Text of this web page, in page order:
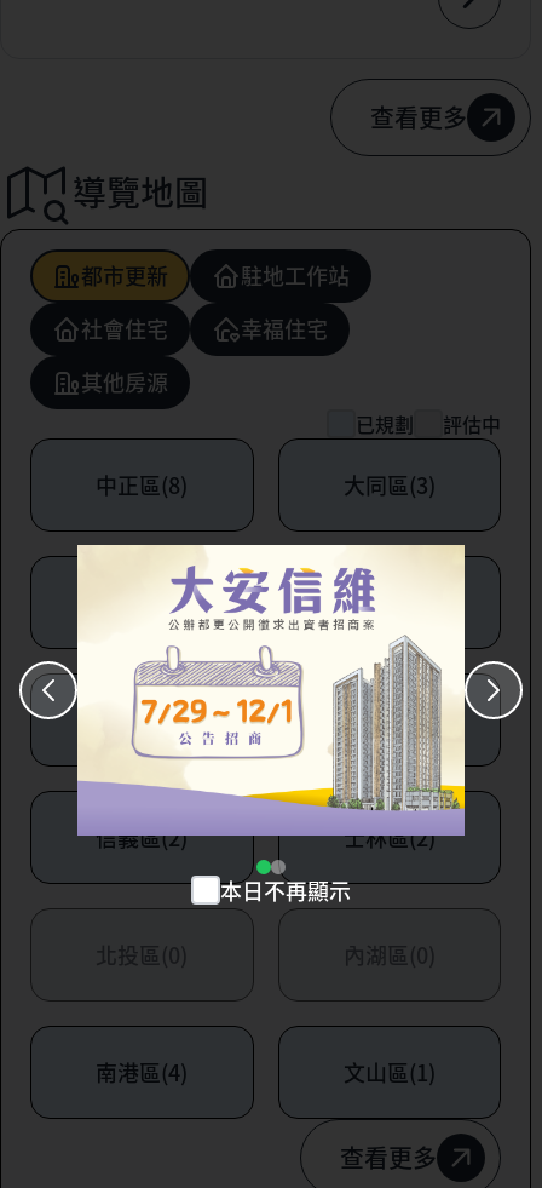
查看更多
導覽地圖
都市更新
駐地工作站
社會住宅
幸福住宅
其他房源
已規劃 評估中
中正區(8) 大同區(3)
中山區(6) 松山區(1)
大安區(7) 萬華區(1)
信義區(2) 士林區(2)
北投區(0) 內湖區(0)
南港區(4) 文山區(1)
查看更多
本日不再顯示